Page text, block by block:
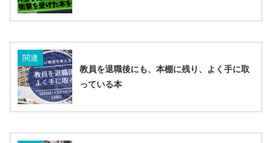
関連
教員を退職後にも、本棚に残り、よく手に取
っている本